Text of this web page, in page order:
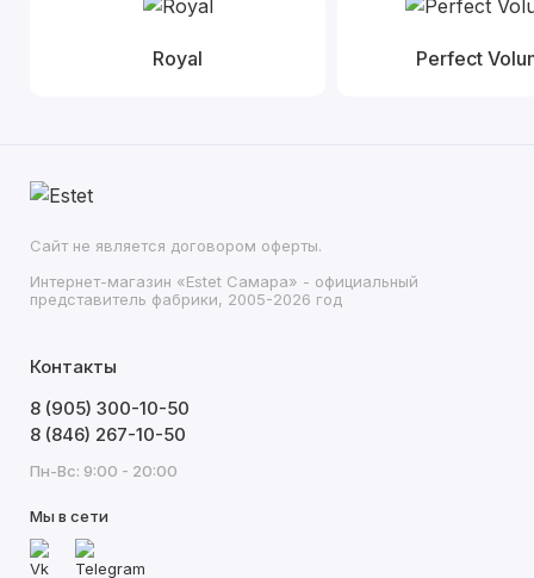
Royal Perfect
Сайт не является договором оферты.
Интернет-магазин «Estet Самара» - официальный
представитель фабрики, 2005-2026 год
Контакты
8 (905) 300-10-50
8 (846) 267-10-50
Пн-Вс: 9:00 - 20:00
Мы в сети